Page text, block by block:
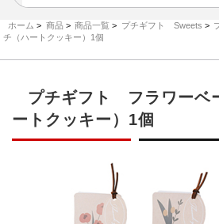
ホーム > 商品> 商品一覧 > プチギフト Sweets >
チ（ハートクッキー）1個
プチギフト フラワー
ートクッキー）1個